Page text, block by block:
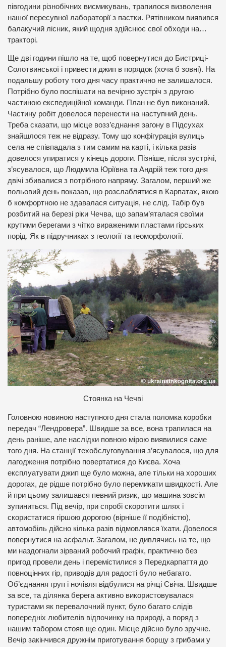
півгодини різнобічних висмикувань, трапилося визволення
нашої пересувної лабораторії з пастки. Рятівником виявився
балакучий лісник, який щодня здійснює свої обходи на…
тракторі.
Ще дві години пішло на те, щоб повернутися до Бистриці-
Солотвинської і привести джип в порядок (хоча б зовні). На
подальшу роботу того дня часу практично не залишалося.
Потрібно було поспішати на вечірню зустріч з другою
частиною експедиційної команди. План не був виконаний.
Частину робіт довелося перенести на наступний день.
Треба сказати, що місце возз’єднання загону в Підсухах
знайшлося теж не відразу. Тому що конфігурація вулиць
села не співпадала з тим самим на карті, і кілька разів
довелося упиратися у кінець дороги. Пізніше, після зустрічі,
з’ясувалося, що Людмила Юріївна та Андрій теж того дня
двічі збивалися з потрібного напряму. Загалом, перший же
польовий день показав, що розслаблятися в Карпатах, якою
б комфортною не здавалася ситуація, не слід. Табір був
розбитий на березі ріки Чечва, що запам’яталася своїми
крутими берегами з чітко вираженими пластами гірських
порід. Як в підручниках з геології та геоморфології.
Стоянка на Чечві
Головною новиною наступного дня стала поломка коробки
передач “Лендровера”. Швидше за все, вона трапилася на
день раніше, але наслідки повною мірою виявилися саме
того дня. На станції техобслуговування з’ясувалося, що для
лагодження потрібно повертатися до Києва. Хоча
експлуатувати джип ще було можна, але тільки на хороших
дорогах, де рідше потрібно було перемикати швидкості. Але
й при цьому залишався певний ризик, що машина зовсім
зупиниться. Під вечір, при спробі скоротити шлях і
скористатися гіршою дорогою (вірніше її подібністю),
автомобіль дійсно кілька разів відмовлявся їхати. Довелося
повернутися на асфальт. Загалом, не дивлячись на те, що
ми наздогнали зірваний робочий графік, практично без
пригод провели день і перемістилися з Передкарпаття до
повноцінних гір, приводів для радості було небагато.
Об’єднання груп і ночівля відбулися на річці Свіча. Швидше
за все, та ділянка берега активно використовувалася
туристами як перевалочний пункт, було багато слідів
попередніх любителів відпочинку на природі, а поряд з
нашим табором стояв ще один. Місце дійсно було зручне.
Вечір закінчився дружнім приготування борщу з грибами у